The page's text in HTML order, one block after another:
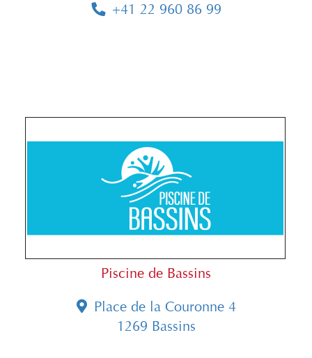
+41 22 960 86 99
Piscine de Bassins
Place de la Couronne 4
1269 Bassins